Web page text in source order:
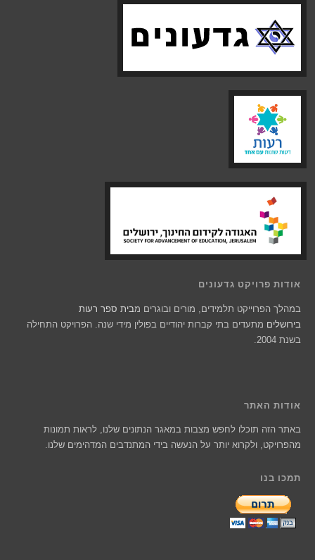
אודות פרויקט גדעונים
במהלך הפרוייקט תלמידים, מורים ובוגרים מבית ספר רעות
בירושלים מתעדים בתי קברות יהודיים בפולין מידי שנה. הפרויקט התחילה
בשנת 2004.
אודות האתר
באתר הזה תוכלו לחפש מצבות במאגר הנתונים שלנו, לראות תמונות
מהפרויקט, ולקרוא יותר על הנעשה בידי המתנדבים המדהימים שלנו.
תמכו בנו